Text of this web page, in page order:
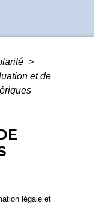
>
et de
légale et